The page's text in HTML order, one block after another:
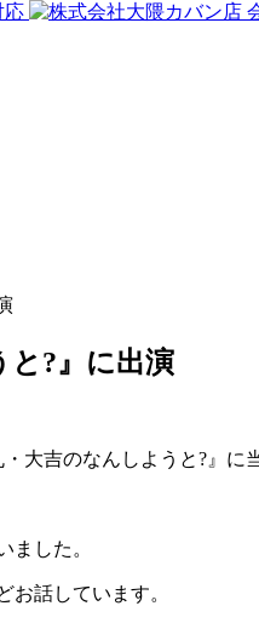
応
と?』に出演
大吉のなんしようと?』に
ました。
お話しています。